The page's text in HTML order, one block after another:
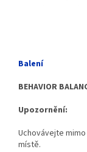
Balení
BEHAVIOR
Upozornění:
Uchovávejte
místě.